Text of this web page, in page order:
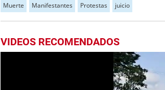
Muerte Manifestantes Protestas juicio
VIDEOS RECOMENDADOS